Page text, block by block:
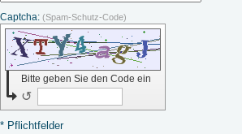
Captcha: (Spam-Schutz-Code)
Bitte geben Sie den Code ein
↺
* Pflichtfelder